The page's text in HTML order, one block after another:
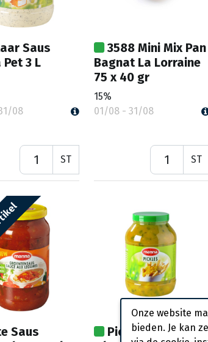
Saus
3 L
08
ST
3588 Mini Mix Pan
Bagnat La Lorraine
75 x 40 gr
15%
01/08 - 31/08
ST
Saus
Pickels Manna
Onze website
bieden. Je kan